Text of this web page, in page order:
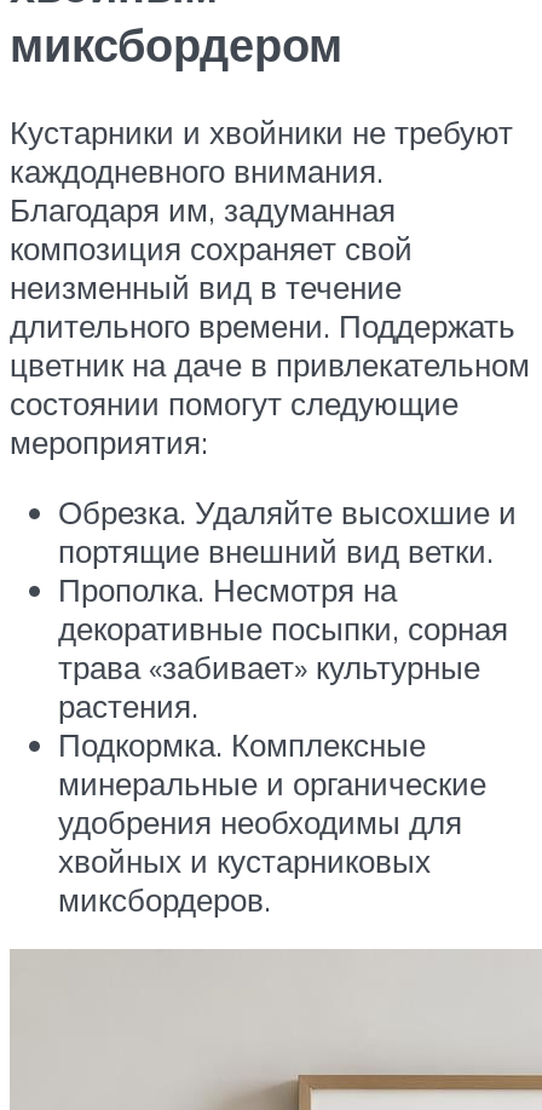
миксбордером
Кустарники и хвойники не требуют
каждодневного внимания.
Благодаря им, задуманная
композиция сохраняет свой
неизменный вид в течение
длительного времени. Поддержать
цветник на даче в привлекательном
состоянии помогут следующие
мероприятия:
Обрезка. Удаляйте высохшие и
портящие внешний вид ветки.
Прополка. Несмотря на
декоративные посыпки, сорная
трава «забивает» культурные
растения.
Подкормка. Комплексные
минеральные и органические
удобрения необходимы для
хвойных и кустарниковых
миксбордеров.